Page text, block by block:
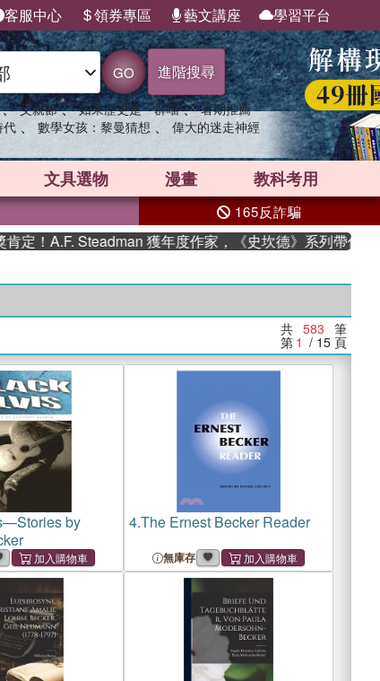
客服中心 領券專區 藝文講座 學習平台
GO 進階搜尋
、 父親節 、 如果歷史是一群喵 、 暑期推薦
代 、 數學女孩：黎曼猜想 、 偉大的迷走神經
文具選物 漫畫 教科考用
165反詐騙
Steadman 獲年度作家，《史坎德》系列帶你踏上熱血奇
共 583 筆
第 1 / 15 頁
by
4.The Ernest Becker Reader
無庫存